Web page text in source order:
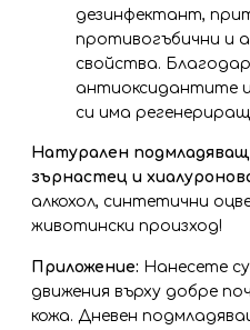
дезинфектант,
противогъбични и
свойства.
антиоксидантите
си има
Натурален
зърнастец и
алкохол, синтетични
животински произход!
Приложение: Нанесете
движения върху добре
кожа. Дневен